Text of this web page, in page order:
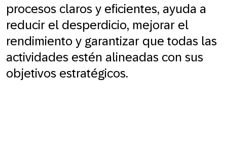
procesos claros y eficientes, ayuda a
reducir el desperdicio, mejorar el
rendimiento y garantizar que todas las
actividades estén alineadas con sus
objetivos estratégicos.